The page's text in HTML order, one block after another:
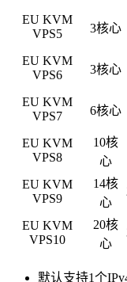
EU KVM
VPS5
3核心
EU KVM
VPS6
3核心
EU KVM
VPS7
6核心
EU KVM
VPS8
10核
心
EU KVM
VPS9
14核
心
EU KVM
VPS10
20核
心
默认支持1个